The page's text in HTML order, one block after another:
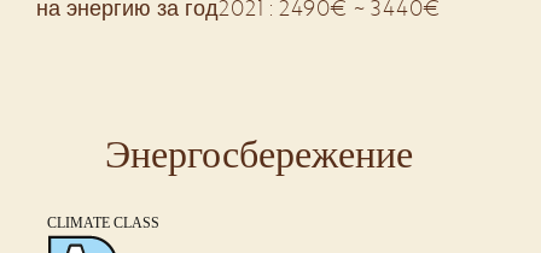
на энергию за год2021 : 2490€ ~ 3440€
Энергосбережение